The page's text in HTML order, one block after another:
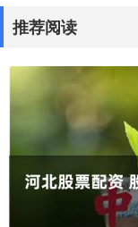
推荐阅读